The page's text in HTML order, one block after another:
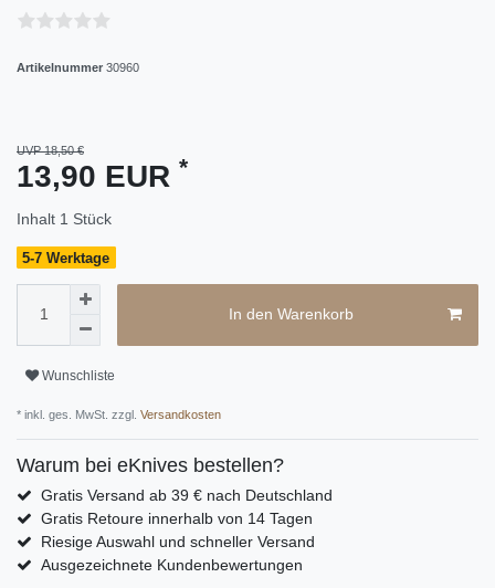
Artikelnummer 30960
UVP 18,50 €
13,90 EUR *
Inhalt 1 Stück
5-7 Werktage
In den Warenkorb
Wunschliste
* inkl. ges. MwSt. zzgl. Versandkosten
Warum bei eKnives bestellen?
Gratis Versand ab 39 € nach Deutschland
Gratis Retoure innerhalb von 14 Tagen
Riesige Auswahl und schneller Versand
Ausgezeichnete Kundenbewertungen